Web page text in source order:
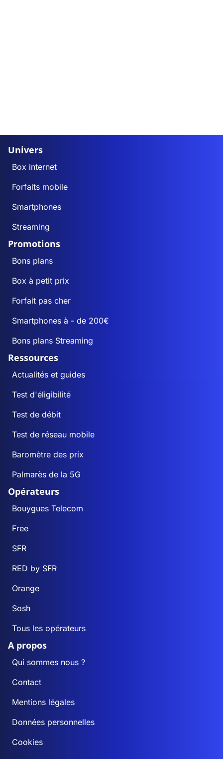
Univers
Box internet
Forfaits mobile
Smartphones
Streaming
Promotions
Bons plans
Box à petit prix
Forfait pas cher
Smartphones à - de 200€
Bons plans Streaming
Ressources
Actualités et guides
Test d'éligibilité
Test de débit
Test de réseau mobile
Baromètre des prix
Palmarès de la 5G
Opérateurs
Bouygues Telecom
Free
SFR
RED by SFR
Orange
Sosh
Tous les opérateurs
A propos
Qui sommes nous ?
Contact
Mentions légales
Données personnelles
Cookies